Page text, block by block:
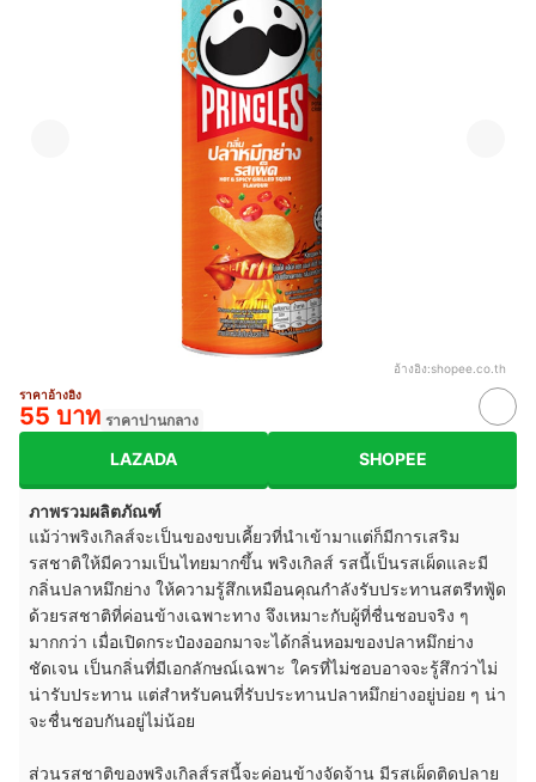
อ้างอิง:shopee.co.th
ราคาอ้างอิง
55 บาท ราคาปานกลาง
LAZADA SHOPEE
ภาพรวมผลิตภัณฑ์
แม้ว่าพริงเกิลส์จะเป็นของขบเคี้ยวที่นำเข้ามาแต่ก็มีการเสริม
รสชาติให้มีความเป็นไทยมากขึ้น พริงเกิลส์ รสนี้เป็นรสเผ็ดและมี
กลิ่นปลาหมึกย่าง ให้ความรู้สึกเหมือนคุณกำลังรับประทานสตรีทฟู้ด
ด้วยรสชาติที่ค่อนข้างเฉพาะทาง จึงเหมาะกับผู้ที่ชื่นชอบจริง ๆ
มากกว่า เมื่อเปิดกระป๋องออกมาจะได้กลิ่นหอมของปลาหมึกย่าง
ชัดเจน เป็นกลิ่นที่มีเอกลักษณ์เฉพาะ ใครที่ไม่ชอบอาจจะรู้สึกว่าไม่
น่ารับประทาน แต่สำหรับคนที่รับประทานปลาหมึกย่างอยู่บ่อย ๆ น่า
จะชื่นชอบกันอยู่ไม่น้อย
ส่วนรสชาติของพริงเกิลส์รสนี้จะค่อนข้างจัดจ้าน มีรสเผ็ดติดปลาย